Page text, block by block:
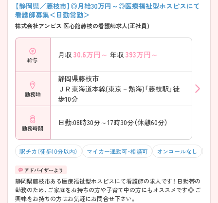
【静岡県／藤枝市】◎月給30万円～◎医療福祉型ホスピスにて
看護師募集＜日勤常勤＞
株式会社アンビス 医心館藤枝の看護師求人(正社員)
給与
月収 30.6万円～ 年収 393万円～
勤務地
静岡県藤枝市
ＪＲ東海道本線(東京－熱海)「藤枝駅」徒
歩10分
勤務時間
日勤:08時30分～17時30分（休憩60分）
駅チカ（徒歩10分以内） マイカー通勤可・相談可 オンコールなし
静岡県藤枝市ある医療福祉型ホスピスにて看護師の求人です！ 日勤帯の
勤務のため、ご家庭をお持ちの方や子育て中の方にもオススメです◎ ご
興味をお持ちの方はお気軽にお問合せ下さい。